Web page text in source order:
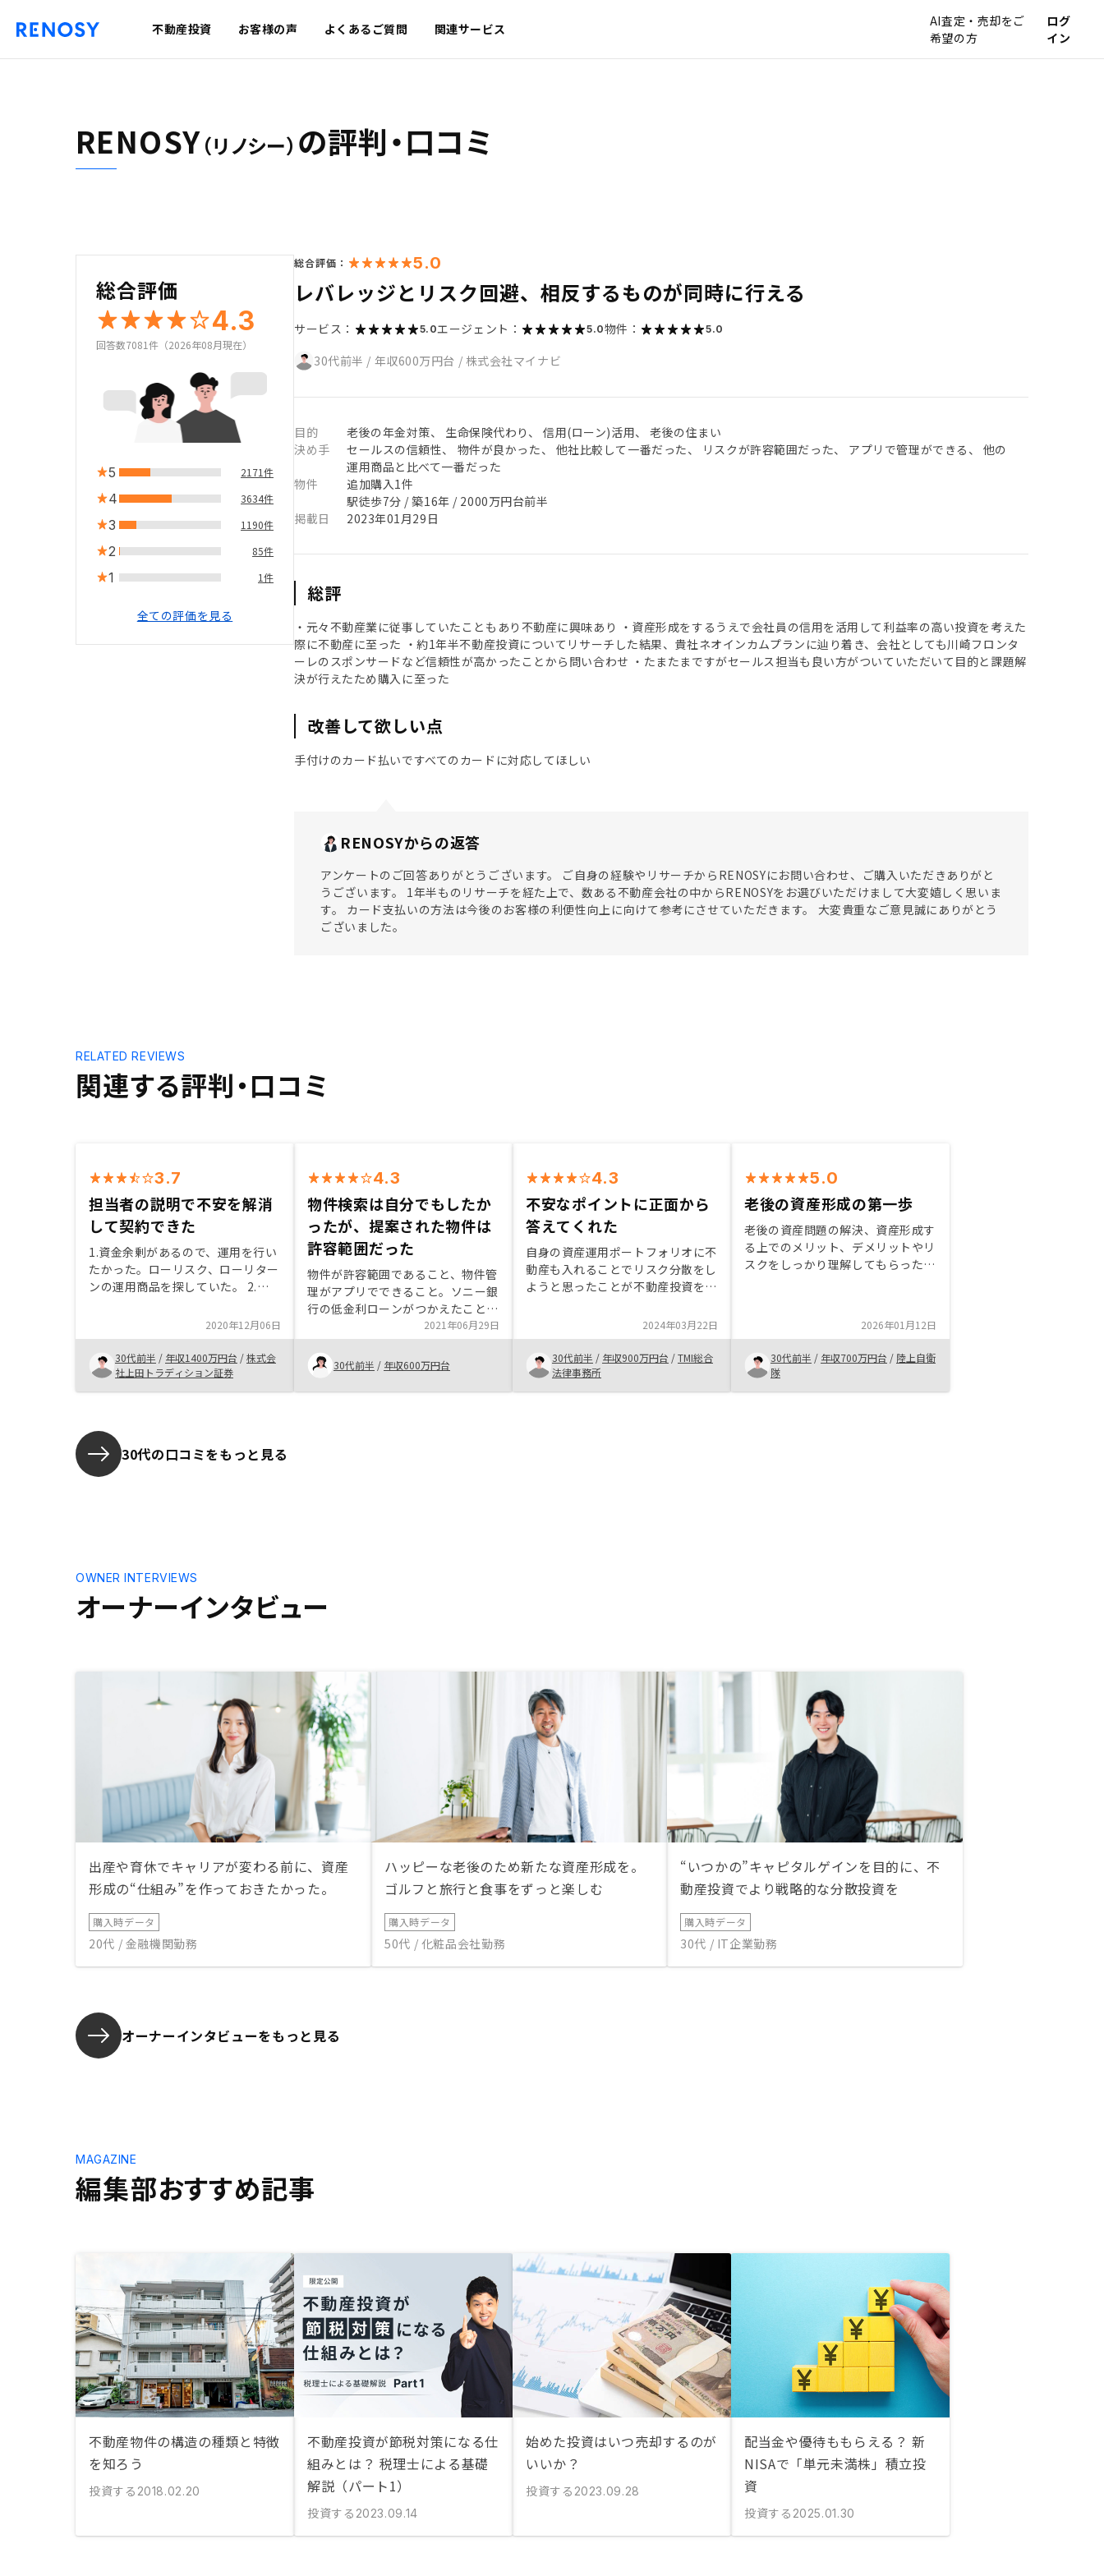
不動産投資 お客様の声 よくあるご質問 関連サービス
AI査定・売却をご
希望の方
ログ
イン
RENOSY（リノシー） の評判・口コミ
総合評価
4.3
回答数7081件（2026年08月現在）
5 2171件
4 3634件
3 1190件
2 85件
1 1件
全ての評価を見る
総合評価： 5.0
レバレッジとリスク回避、相反するものが同時に行える
サービス： 5.0エージェント： 5.0物件： 5.0
30代前半 / 年収600万円台 / 株式会社マイナビ
目的
老後の年金対策、 生命保険代わり、 信用(ローン)活用、 老後の住まい
決め手
セールスの信頼性、 物件が良かった、 他社比較して一番だった、 リスクが許容範囲だった、 アプリで管理ができる、 他の
運用商品と比べて一番だった
物件
追加購入1件
駅徒歩7分 / 築16年 / 2000万円台前半
掲載日
2023年01月29日
総評
・元々不動産業に従事していたこともあり不動産に興味あり ・資産形成をするうえで会社員の信用を活用して利益率の高い投資を考えた
際に不動産に至った ・約1年半不動産投資についてリサーチした結果、貴社ネオインカムプランに辿り着き、会社としても川崎フロンタ
ーレのスポンサードなど信頼性が高かったことから問い合わせ ・たまたまですがセールス担当も良い方がついていただいて目的と課題解
決が行えたため購入に至った
改善して欲しい点
手付けのカード払いですべてのカードに対応してほしい
RENOSYからの返答
アンケートのご回答ありがとうございます。 ご自身の経験やリサーチからRENOSYにお問い合わせ、ご購入いただきありがと
うございます。 1年半ものリサーチを経た上で、数ある不動産会社の中からRENOSYをお選びいただけまして大変嬉しく思いま
す。 カード支払いの方法は今後のお客様の利便性向上に向けて参考にさせていただきます。 大変貴重なご意見誠にありがとう
ございました。
関連する評判・口コミ
RELATED REVIEWS
3.7
担当者の説明で不安を解消
して契約できた
1.資金余剰があるので、運用を行い
たかった。ローリスク、ローリター
ンの運用商品を探していた。 2.数
ければならなかったため、そこに対
する知識不足が不安だった。 3.担
当者がメリット、デメリットを明確
に伝えてくれた。不安点を解消して
から契約することができた。 4.管
め、他の投資商品とリスク分散して
所有するのに適している。 5.契約
までの手続きは円滑。何も問題無
2020年12月06日
30代前半 / 年収1400万円台 /株式会
社上田トラディション証券
4.3
物件検索は自分でもしたか
ったが、提案された物件は
許容範囲だった
物件が許容範囲であること、物件管
理がアプリでできること。ソニー銀
行の低金利ローンがつかえたこと。
また、このご時世契約以外はオンラ
インでできたことが助かりました。
投資物件の検索を自分でもしたいで
す。提示されたもの以外にも物件が
あるはずなので可能ならたくさんの
2021年06月29日
30代前半 / 年収600万円台
4.3
不安なポイントに正面から
答えてくれた
自身の資産運用ポートフォリオに不
動産も入れることでリスク分散をし
ようと思ったことが不動産投資を始
は営業担当者の説明が分かりやすか
ったのと、本業に集中できるように
オーナーのサポート体制が充実して
いたのが、リノシーでの投資を決め
たポイントでした。
2024年03月22日
30代前半 / 年収900万円台 /TMI総合
法律事務所
5.0
老後の資産形成の第一歩
老後の資産問題の解決、資産形成す
る上でのメリット、デメリットやリ
スクをしっかり理解してもらった上
きい力になりえるものなので是非と
も勧めたい。
2026年01月12日
30代前半 / 年収700万円台 / 陸上自衛
隊
30代の口コミをもっと見る
オーナーインタビュー
OWNER INTERVIEWS
出産や育休でキャリアが変わる前に、資産
形成の“仕組み”を作っておきたかった。
購入時データ
20代 / 金融機関勤務
ハッピーな老後のため新たな資産形成を。
ゴルフと旅行と食事をずっと楽しむ
購入時データ
50代 / 化粧品会社勤務
“いつかの”キャピタルゲインを目的に、不
動産投資でより戦略的な分散投資を
購入時データ
30代 / IT企業勤務
オーナーインタビューをもっと見る
編集部おすすめ記事
MAGAZINE
不動産物件の構造の種類と特徴
を知ろう
投資する 2018.02.20
不動産投資が節税対策になる仕
組みとは？ 税理士による基礎
解説（パート1）
投資する 2023.09.14
始めた投資はいつ売却するのが
いいか？
投資する 2023.09.28
配当金や優待ももらえる？ 新
NISAで「単元未満株」積立投
資
投資する 2025.01.30